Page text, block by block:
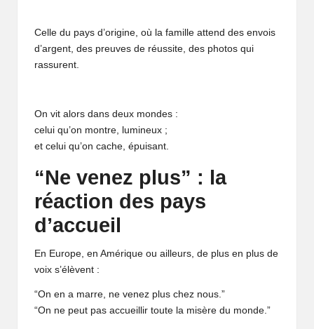
Celle du pays d’origine, où la famille attend des envois
d’argent, des preuves de réussite, des photos qui
rassurent.
On vit alors dans deux mondes :
celui qu’on montre, lumineux ;
et celui qu’on cache, épuisant.
“Ne venez plus” : la
réaction des pays
d’accueil
En Europe, en Amérique ou ailleurs, de plus en plus de
voix s’élèvent :
“On en a marre, ne venez plus chez nous.”
“On ne peut pas accueillir toute la misère du monde.”